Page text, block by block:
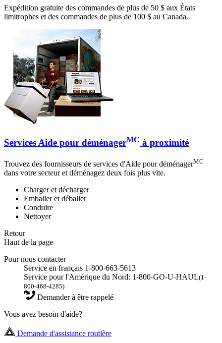
Expédition gratuite des commandes de plus de 50 $ aux États
limitrophes et des commandes de plus de 100 $ au Canada.
Services Aide pour déménagerMC à proximité
Trouvez des fournisseurs de services d'Aide pour déménagerMC
dans votre secteur et déménagez deux fois plus vite.
Charger et décharger
Emballer et déballer
Conduire
Nettoyer
Retour
Haut de la page
Pour nous contacter
Service en français 1-800-663-5613
Service pour l'Amérique du Nord: 1-800-GO-U-HAUL(1-
800-468-4285)
Demander à être rappelé
Vous avez besoin d'aide?
Demande d'assistance routière